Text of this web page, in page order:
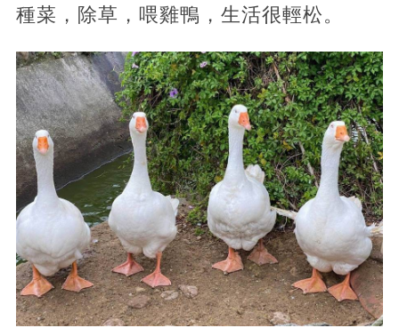
種菜，除草，喂雞鴨，生活很輕松。